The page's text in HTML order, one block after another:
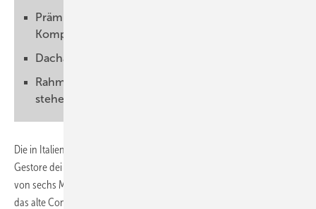
Prämien für Asbestsanierung und europäische
Komponenten
Dachanlagen bekommen mehr
Rahmenbedingungen für erneuerbare Energien
stehen fest
Die in Italien für die erneuerbare Energien zuständige Behörde
Gestore dei Servici Energetici (GSE) teilt mit, dass die Fördersumme
von sechs Milliarden Euro am 12. Juli 2012 erreicht wurde. Damit gilt
das alte Conto Energia IV nur noch bis einschließlich 26. August 2012.